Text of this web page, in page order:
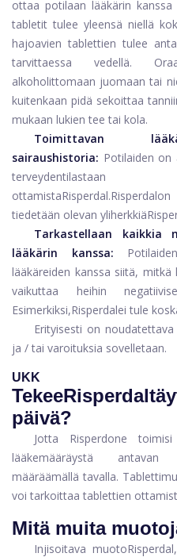
ottaa potilaan lääkärin
tabletit tulee yleensä niellä
hajoavien tablettien tulee
tarvittaessa vedellä.
alkoholittomaan juomaan tai
kuitenkaan pidä sekoittaa
mukaan lukien tee tai kola.
Toimittavan
sairaushistoria: Potilaiden on
ottamistaRisperdal.Risperdalon
tiedetään olevan yliherkkiä
Tarkastellaan kaikkia
lääkärin kanssa:
lääkäreiden kanssa siitä,
vaikuttaa heihin
Esimerkiksi,Risperdalei tule
Erityisesti on
ja / tai varoituksia sovelletaan.
UKK
TekeeRisperdal
päivä?
Jotta Risperdone
lääkemääräystä antavan
määräämällä tavalla.
voi tarkoittaa tablettien
Mitä muita
Injisoitava muotoRisperdal